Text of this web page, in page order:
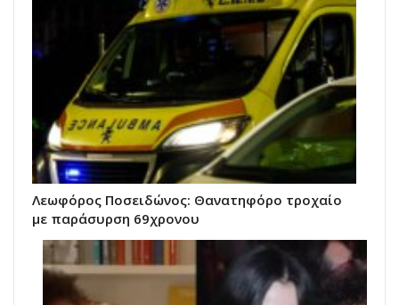
Λεωφόρος Ποσειδώνος: Θανατηφόρο τροχαίο
με παράσυρση 69χρονου